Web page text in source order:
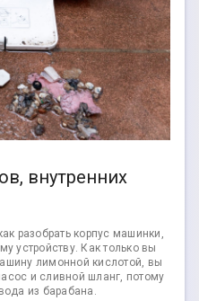
внутренних
разобрать корпус машинки,
устройству. Как только вы
лимонной кислотой, вы
и сливной шланг, потому
из барабана.